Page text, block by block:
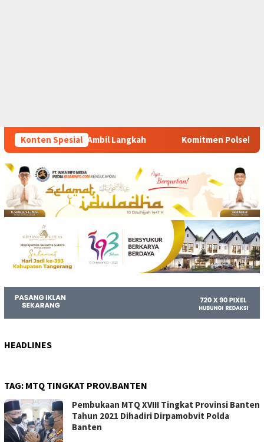
Konten SpesialKomitmen Polsek Tigaraksa Tindak Tegas
HEADLINES
TAG: MTQ TINGKAT PROV.BANTEN
Pembukaan MTQ XVIII Tingkat Provinsi Banten
Tahun 2021 Dihadiri Dirpamobvit Polda
Banten